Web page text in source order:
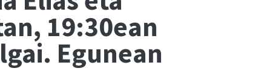
19:30ean
Egunean